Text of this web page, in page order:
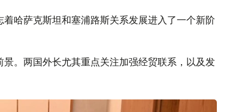
哈萨克斯坦和塞浦路斯关系发展进入了一个新阶
。两国外长尤其重点关注加强经贸联系，以及发